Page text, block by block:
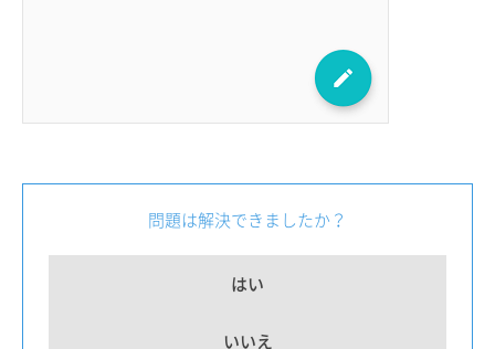
問題は解決できましたか？
はい
いいえ